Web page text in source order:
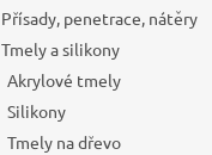
Přísady, penetrace, nátěry
Tmely a silikony
Akrylové tmely
Silikony
Tmely na dřevo